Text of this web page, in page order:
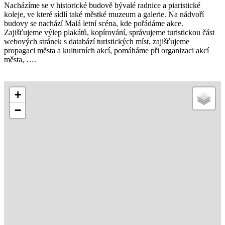
Nacházíme se v historické budově bývalé radnice a piaristické
koleje, ve které sídlí také městké muzeum a galerie. Na nádvoří
budovy se nachází Malá letní scéna, kde pořádáme akce.
Zajišťujeme výlep plakátů, kopírování, správujeme turistickou část
webových stránek s databází turistických míst, zajišťujeme
propagaci města a kulturních akcí, pomáháme při organizaci akcí
města, ….
+
−